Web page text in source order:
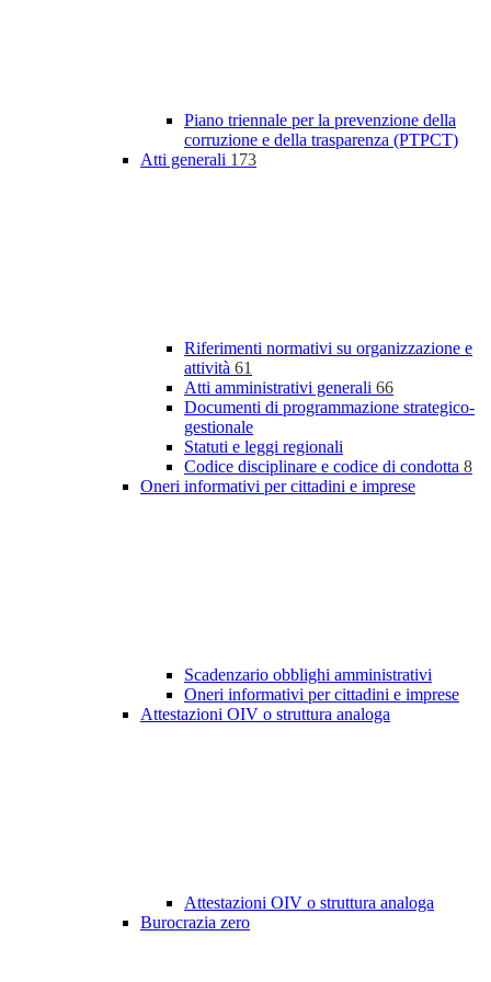
Piano triennale per la prevenzione della
corruzione e della trasparenza (PTPCT)
Atti generali 173
Riferimenti normativi su organizzazione e
attività 61
Atti amministrativi generali 66
Documenti di programmazione strategico-
gestionale
Statuti e leggi regionali
Codice disciplinare e codice di condotta 8
Oneri informativi per cittadini e imprese
Scadenzario obblighi amministrativi
Oneri informativi per cittadini e imprese
Attestazioni OIV o struttura analoga
Attestazioni OIV o struttura analoga
Burocrazia zero